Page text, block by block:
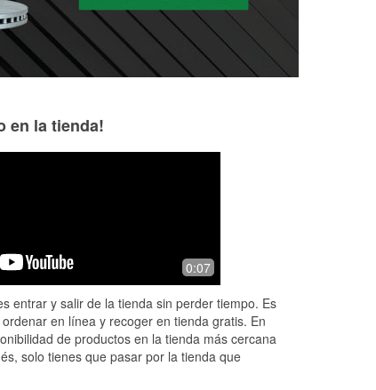
Best parts and service experience I’ve
ever had. The manager (Matthew, I
appeared to be a headlight bulb- it
ended ...Read More
not only tested it
en la tienda!
0:07
entrar y salir de la tienda sin perder tiempo. Es
en línea y recoger en tienda gratis. En
de productos en la tienda más cercana
solo tienes que pasar por la tienda que